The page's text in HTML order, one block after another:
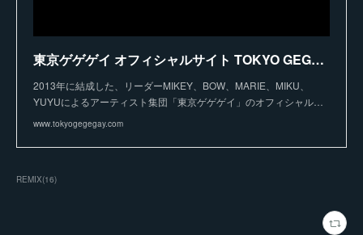
東京ゲゲゲイ オフィシャルサイト TOKYO GEGEGAY
2013年に結成した、リーダーMIKEY、BOW、MARIE、MIKU、
YUYUによるアーティスト集団「東京ゲゲゲイ」のオフィシャル…
www.tokyogegegay.com
REMIX(16)